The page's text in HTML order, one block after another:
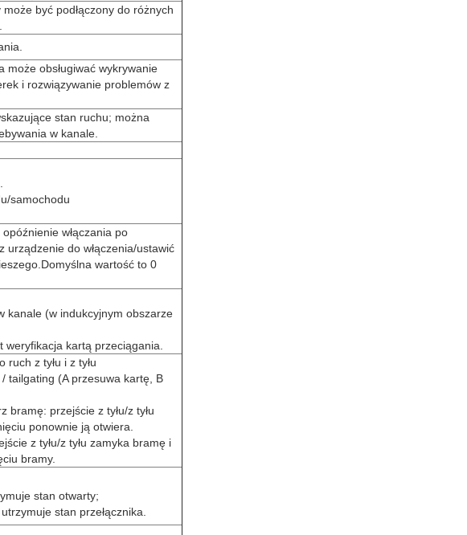
być podłączony do różnych
może obsługiwać wykrywanie
i rozwiązywanie problemów z
stan ruchu; można
w kanale.
samochodu
włączania po
urządzenie do włączenia/ustawić
wartość to 0
kanale (w indukcyjnym obszarze
kartą przeciągania.
z tyłu i z tyłu
tailgating (A przesuwa kartę, B
przejście z tyłu/z tyłu
ponownie ją otwiera.
z tyłu/z tyłu zamyka bramę i
bramy.
stan otwarty;
stan przełącznika.